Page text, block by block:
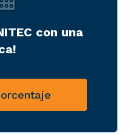
con una